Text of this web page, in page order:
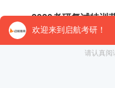
2020考研复试特训
考研复试为什么要